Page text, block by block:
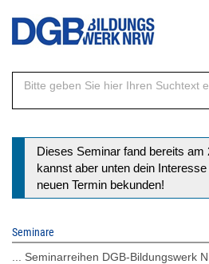
Direkt
Inhalt
Statusmeldung
Dieses Seminar fand bereits am
kannst aber unten dein
neuen Termin bekunden!
Seminare
... Seminarreihen DGB-Bildungswerk